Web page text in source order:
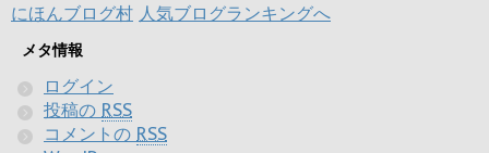
にほんブログ村 人気ブログランキングへ
メタ情報
ログイン
投稿の RSS
コメントの RSS